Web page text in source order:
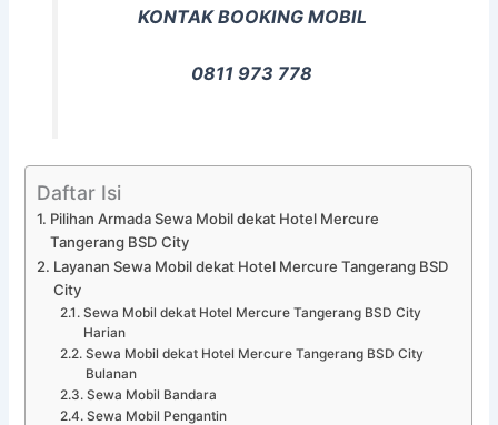
KONTAK BOOKING MOBIL
0811 973 778
Daftar Isi
Pilihan Armada Sewa Mobil dekat Hotel Mercure
Tangerang BSD City
Layanan Sewa Mobil dekat Hotel Mercure Tangerang BSD
City
Sewa Mobil dekat Hotel Mercure Tangerang BSD City
Harian
Sewa Mobil dekat Hotel Mercure Tangerang BSD City
Bulanan
Sewa Mobil Bandara
Sewa Mobil Pengantin